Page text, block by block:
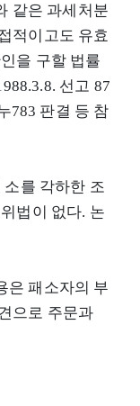
같은 과세처분
적이고도 유효
을 구할 법률
선고 87
783 판결 등 참
를 각하한 조
법이 없다. 논
은 패소자의 부
으로 주문과